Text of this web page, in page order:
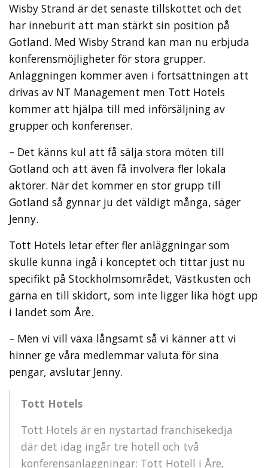
Wisby Strand är det senaste tillskottet och det
har inneburit att man stärkt sin position på
Gotland. Med Wisby Strand kan man nu erbjuda
konferensmöjligheter för stora grupper.
Anläggningen kommer även i fortsättningen att
drivas av NT Management men Tott Hotels
kommer att hjälpa till med införsäljning av
grupper och konferenser.
– Det känns kul att få sälja stora möten till
Gotland och att även få involvera fler lokala
aktörer. När det kommer en stor grupp till
Gotland så gynnar ju det väldigt många, säger
Jenny.
Tott Hotels letar efter fler anläggningar som
skulle kunna ingå i konceptet och tittar just nu
specifikt på Stockholmsområdet, Västkusten och
gärna en till skidort, som inte ligger lika högt upp
i landet som Åre.
– Men vi vill växa långsamt så vi känner att vi
hinner ge våra medlemmar valuta för sina
pengar, avslutar Jenny.
Tott Hotels
Tott Hotels är en nystartad franchisekedja
där det idag ingår tre hotell och två
konferensanläggningar: Tott Hotell i Åre,